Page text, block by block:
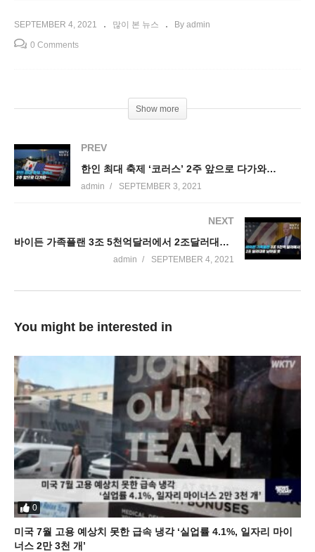
SEPTEMBER 4, 2021 많이 본 뉴스 By admin
0 Comments
Show more
PREV
한인 최대 축제 ‘코러스’ 2주 앞으로 다가와…
admin SEPTEMBER 3, 2021
NEXT
바이든 가족플랜 3조 5천억달러에서 2조달러대로 낮아질 듯
admin SEPTEMBER 4, 2021
You might be interested in
0
미국 7월 고용 예상치 못한 급속 냉각 ‘실업률 4.1%, 일자리 마이
너스 2만 3천 개’